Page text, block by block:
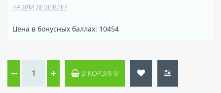
НАШЛИ ДЕШЕВЛЕ?
Цена в бонусных баллах: 10454
В КОРЗИНУ